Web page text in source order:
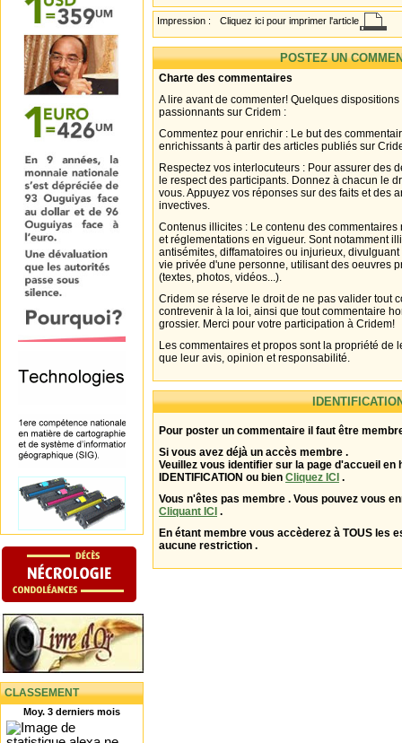
CLASSEMENT
Moy. 3 derniers mois
Impression : Cliquez ici pour imprimer l'article
POSTEZ UN
Charte des commentaires
A lire avant de commenter! Quelques
passionnants sur Cridem :
Commentez pour enrichir : Le but des
enrichissants à partir des articles publiés sur
Respectez vos interlocuteurs : Pour assurer des
le respect des participants. Donnez à chacun le
vous. Appuyez vos réponses sur des faits et des
invectives.
Contenus illicites : Le contenu des
et réglementations en vigueur. Sont notamment
antisémites, diffamatoires ou injurieux,
vie privée d'une personne, utilisant des oeuvres
(textes, photos, vidéos...).
Cridem se réserve le droit de ne pas valider tout
contrevenir à la loi, ainsi que tout commentaire
grossier. Merci pour votre participation à Cridem!
Les commentaires et propos sont la propriété de
que leur avis, opinion et responsabilité.
Pour poster un commentaire il faut être
Si vous avez déjà un accès membre .
Veuillez vous identifier sur la page d'accueil en
IDENTIFICATION ou bien Cliquez ICI .
Vous n'êtes pas membre . Vous pouvez vous
Cliquant ICI .
En étant membre vous accèderez à TOUS les
aucune restriction .